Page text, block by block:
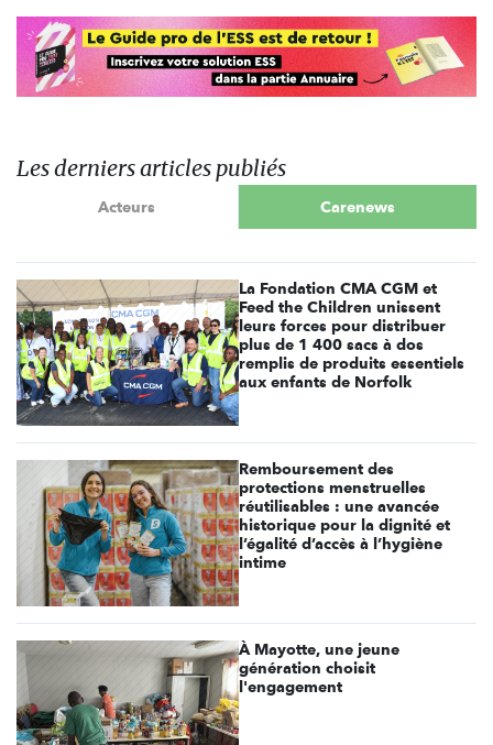
Les derniers articles publiés
Acteurs Carenews
La Fondation CMA CGM et
Feed the Children unissent
leurs forces pour distribuer
plus de 1 400 sacs à dos
remplis de produits essentiels
aux enfants de Norfolk
Remboursement des
protections menstruelles
réutilisables : une avancée
historique pour la dignité et
l’égalité d’accès à l’hygiène
intime
À Mayotte, une jeune
génération choisit
l'engagement